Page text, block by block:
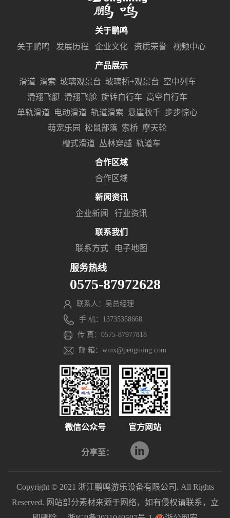
关于鹏鸣
关于鹏鸣
发展历程 企业文化 资质荣誉 视频中心
产品展示
滑道 滑索 玻璃观景台 玻璃桥+观景台 空中列车
滑翔飞艇 滑翔飞舱 旋转自行车 高空自行车
单轨滑道
电动滑道 轨道滑索 悬崖秋千 步步惊心
萌宠乐园
松鼠部落 索桥 摩天轮
槽式滑道 丛林穿越 轨道车
合作区域
合作区域
新闻资讯
企业新闻
行业资讯
联系我们
联系方式
电子地图
服务热线
0575-87972628
联系人：吴总经理
手 机：13735358668
传 真：0575-87977818
邮 箱：wmx@pengming.com
微信公众号 官方网站
分享至：
Copyright © 2021 浙江鹏鸣游乐设备有限公司. All Rights
Reserved. 网站部分素材来源于网络，如有侵权请联系，立